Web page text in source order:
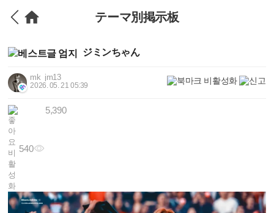
テーマ別掲示板
ジミンちゃん
mk_jm13
2026. 05. 21 05:39
540
5,390